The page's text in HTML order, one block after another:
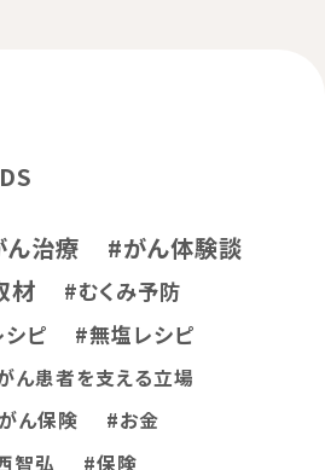
治療
#がん体験談
材
#むくみ予防
ピ #無塩レシピ
ん患者を支える立場
ん保険
#お金
智弘 #保険